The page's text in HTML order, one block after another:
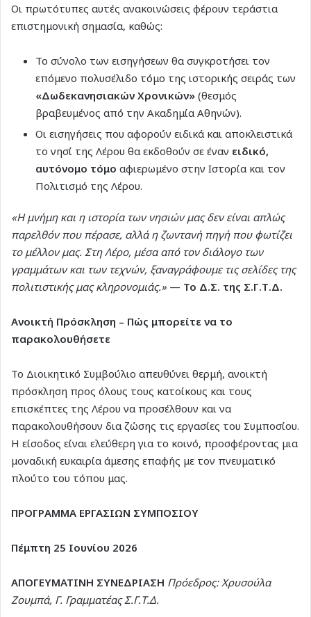
Οι πρωτότυπες αυτές ανακοινώσεις φέρουν τεράστια
επιστημονική σημασία, καθώς:
Το σύνολο των εισηγήσεων θα συγκροτήσει τον
επόμενο πολυσέλιδο τόμο της ιστορικής σειράς των
«Δωδεκανησιακών Χρονικών» (θεσμός
βραβευμένος από την Ακαδημία Αθηνών).
Οι εισηγήσεις που αφορούν ειδικά και αποκλειστικά
το νησί της Λέρου θα εκδοθούν σε έναν ειδικό,
αυτόνομο τόμο αφιερωμένο στην Ιστορία και τον
Πολιτισμό της Λέρου.
«Η μνήμη και η ιστορία των νησιών μας δεν είναι απλώς
παρελθόν που πέρασε, αλλά η ζωντανή πηγή που φωτίζει
το μέλλον μας. Στη Λέρο, μέσα από τον διάλογο των
γραμμάτων και των τεχνών, ξαναγράφουμε τις σελίδες της
πολιτιστικής μας κληρονομιάς.» — Το Δ.Σ. της Σ.Γ.Τ.Δ.
Ανοικτή Πρόσκληση – Πώς μπορείτε να το
παρακολουθήσετε
Το Διοικητικό Συμβούλιο απευθύνει θερμή, ανοικτή
πρόσκληση προς όλους τους κατοίκους και τους
επισκέπτες της Λέρου να προσέλθουν και να
παρακολουθήσουν δια ζώσης τις εργασίες του Συμποσίου.
Η είσοδος είναι ελεύθερη για το κοινό, προσφέροντας μια
μοναδική ευκαιρία άμεσης επαφής με τον πνευματικό
πλούτο του τόπου μας.
ΠΡΟΓΡΑΜΜΑ ΕΡΓΑΣΙΩΝ ΣΥΜΠΟΣΙΟΥ
Πέμπτη 25 Ιουνίου 2026
ΑΠΟΓΕΥΜΑΤΙΝΗ ΣΥΝΕΔΡΙΑΣΗ Πρόεδρος: Χρυσούλα
Ζουμπά, Γ. Γραμματέας Σ.Γ.Τ.Δ.